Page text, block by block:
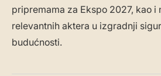
pripremama za Ekspo 2027, kao i
relevantnih aktera u izgradnji
budućnosti.